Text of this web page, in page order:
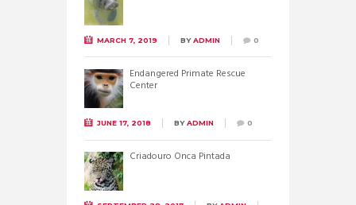
MARCH 7, 2019 BYADMIN 0
Endangered Primate Rescue
Center
JUNE 17, 2018 BYADMIN 0
Criadouro Onca Pintada